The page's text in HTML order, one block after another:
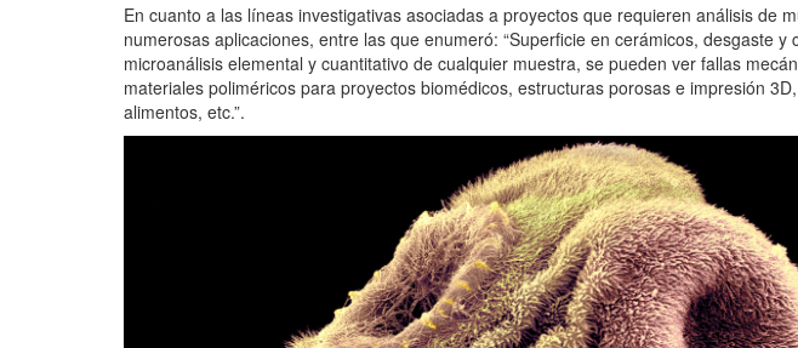
En cuanto a las líneas investigativas asociadas a proyectos que requieren análisis de
numerosas aplicaciones, entre las que enumeró: “Superficie en cerámicos, desgaste y
microanálisis elemental y cuantitativo de cualquier muestra, se pueden ver fallas
materiales poliméricos para proyectos biomédicos, estructuras porosas e impresión
alimentos, etc.”.